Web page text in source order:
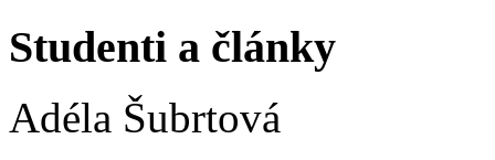
Studenti a články
Adéla Šubrtová